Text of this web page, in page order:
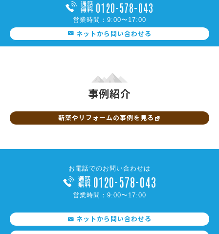
0120-578-043
営業時間：9:00〜17:00
ネットから問い合わせる
事例紹介
新築やリフォームの事例を見る
お電話でのお問い合わせは
0120-578-043
営業時間：9:00〜17:00
ネットから問い合わせる